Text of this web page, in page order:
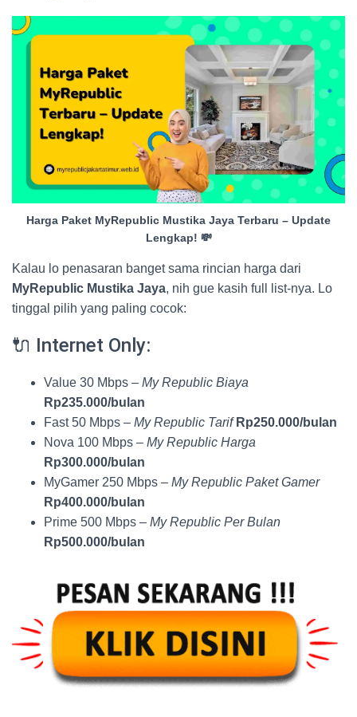
Harga Paket MyRepublic Mustika Jaya Terbaru – Update
Lengkap! 💸
Kalau lo penasaran banget sama rincian harga dari
MyRepublic Mustika Jaya, nih gue kasih full list-nya. Lo
tinggal pilih yang paling cocok:
🔌 Internet Only:
Value 30 Mbps – My Republic Biaya
Rp235.000/bulan
Fast 50 Mbps – My Republic Tarif Rp250.000/bulan
Nova 100 Mbps – My Republic Harga
Rp300.000/bulan
MyGamer 250 Mbps – My Republic Paket Gamer
Rp400.000/bulan
Prime 500 Mbps – My Republic Per Bulan
Rp500.000/bulan